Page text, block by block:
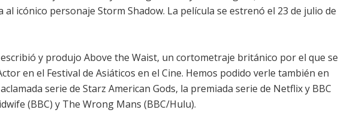
icónico personaje Storm Shadow. La película se estrenó el 23 de julio de
y produjo Above the Waist, un cortometraje británico por el que se
en el Festival de Asiáticos en el Cine. Hemos podido verle también en
serie de Starz American Gods, la premiada serie de Netflix y BBC
(BBC) y The Wrong Mans (BBC/Hulu).